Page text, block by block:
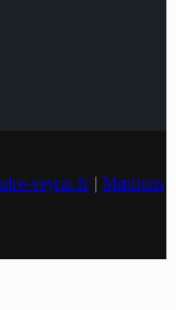
veyrat.fr| Mentions